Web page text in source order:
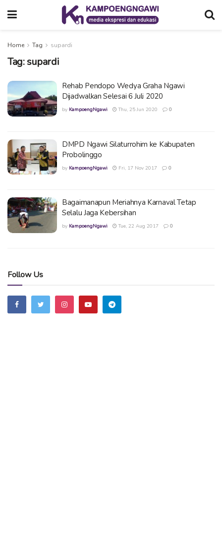
Home Tag supardi
Tag:supardi
Rehab Pendopo Wedya Graha Ngawi
Dijadwalkan Selesai 6 Juli 2020
by KampoengNgawi Thu, 25 Jun 2020 0
DMPD Ngawi Silaturrohim ke Kabupaten
Probolinggo
by KampoengNgawi Fri, 17 Nov 2017 0
Bagaimanapun Meriahnya Karnaval Tetap
Selalu Jaga Kebersihan
by KampoengNgawi Tue, 22 Aug 2017 0
Follow Us